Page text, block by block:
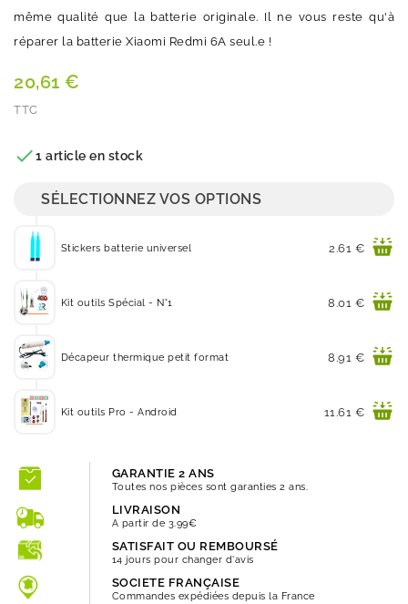
même qualité que la batterie originale. Il ne vous reste qu'à
réparer la batterie Xiaomi Redmi 6A seul.e !
20,61 €
TTC
1 article en stock
SÉLECTIONNEZ VOS OPTIONS
Stickers batterie universel Prix
2.61 €
Kit outils Spécial - N°1 Prix
8.01 €
Décapeur thermique petit format Prix
8.91 €
Kit outils Pro - Android Prix
11.61 €
GARANTIE 2 ANS
Toutes nos pièces sont garanties 2 ans.
LIVRAISON
A partir de 3.99€
SATISFAIT OU REMBOURSÉ
14 jours pour changer d'avis
SOCIETE FRANÇAISE
Commandes expédiées depuis la France